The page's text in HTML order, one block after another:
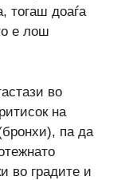
тогаш доаѓа
е лош
во
на
па да
во градите и